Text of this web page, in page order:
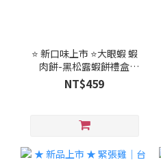
⭐ 新口味上市 ⭐大眼蝦 蝦
肉餅-黑松露蝦餅禮盒
(120g盒裝)
NT$459